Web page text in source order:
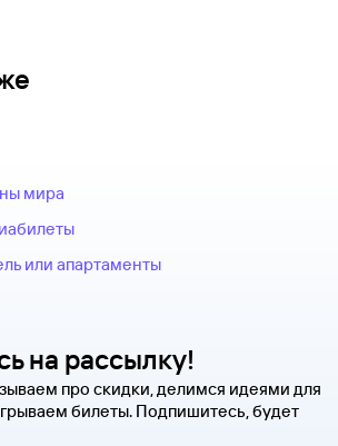
мира
или апартаменты
на рассылку!
про скидки, делимся идеями для
билеты. Подпишитесь, будет